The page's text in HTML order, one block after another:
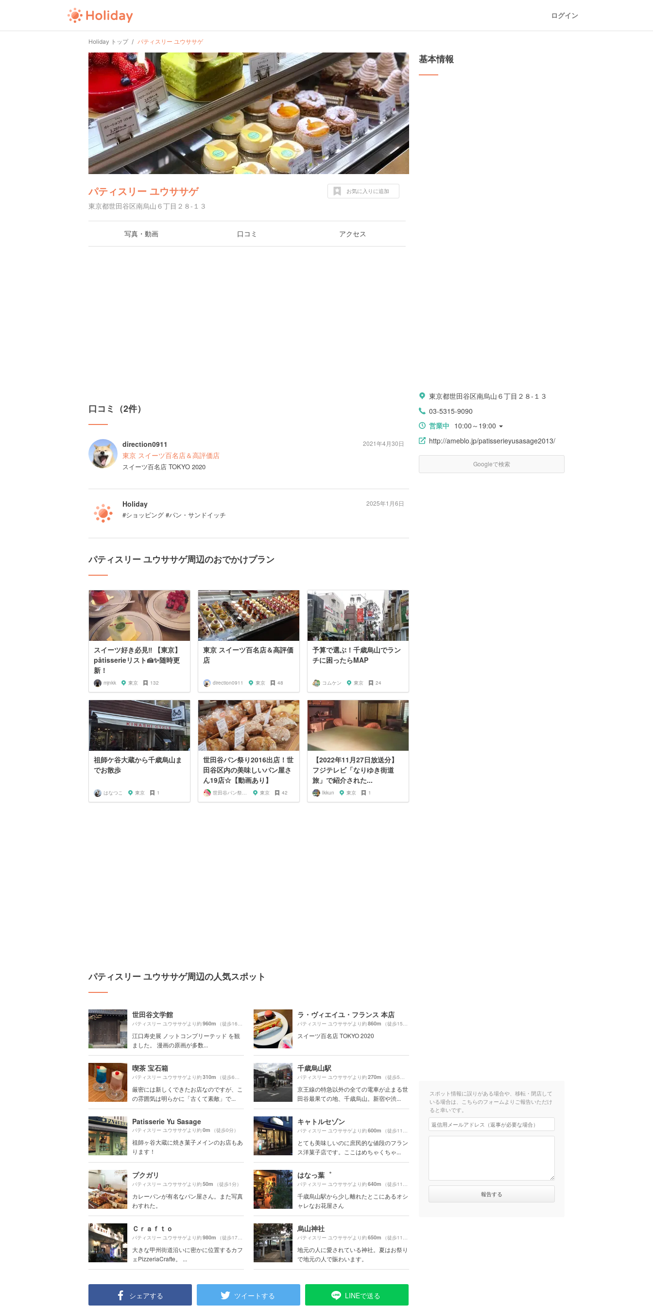
ログイン
Holiday トップ パティスリー ユウササゲ
パティスリー ユウササゲ
東京都世田谷区南烏山６丁目２８-１３
お気に入りに追加
写真・動画 口コミ アクセス
口コミ（2件）
direction0911
東京 スイーツ百名店＆高評価店
スイーツ百名店 TOKYO 2020
2021年4月30日
Holiday
#ショッピング #パン・サンドイッチ
2025年1月6日
パティスリー ユウササゲ周辺のおでかけプラン
スイーツ好き必見‼︎ 【東京】
pâtisserieリスト🍰✨随時更
新！
mjnkk 東京 132
東京 スイーツ百名店＆高評価
店
direction0911 東京 48
予算で選ぶ！千歳烏山でラン
チに困ったらMAP
コムケン 東京 24
祖師ケ谷大蔵から千歳烏山ま
でお散歩
はなつこ 東京 1
世田谷パン祭り2016出店！世
田谷区内の美味しいパン屋さ
ん19店☆【動画あり】
世田谷パン祭り実行委員会 東京 42
【2022年11月27日放送分】
フジテレビ「なりゆき街道
旅」で紹介された...
Ikkun 東京 1
パティスリー ユウササゲ周辺の人気スポット
世田谷文学館
パティスリー ユウササゲより約960m （徒歩16分）
江口寿史展 ノットコンプリーテッド を観
ました。 漫画の原画が多数...
ラ・ヴィエイユ・フランス 本店
パティスリー ユウササゲより約860m （徒歩15分）
スイーツ百名店 TOKYO 2020
喫茶 宝石箱
パティスリー ユウササゲより約310m （徒歩6分）
厳密には新しくできたお店なのですが、こ
の雰囲気は明らかに「古くて素敵」で...
千歳烏山駅
パティスリー ユウササゲより約270m （徒歩5分）
京王線の特急以外の全ての電車が止まる世
田谷最果ての地、千歳烏山。新宿や渋...
Patisserie Yu Sasage
パティスリー ユウササゲより約0m （徒歩0分）
祖師ヶ谷大蔵に焼き菓子メインのお店もあ
ります！
キャトルセゾン
パティスリー ユウササゲより約600m （徒歩11分）
とても美味しいのに庶民的な値段のフラン
ス洋菓子店です。ここはめちゃくちゃ...
プクガリ
パティスリー ユウササゲより約50m （徒歩1分）
カレーパンが有名なパン屋さん。また写真
わすれた。
はなっ葉゜
パティスリー ユウササゲより約640m （徒歩11分）
千歳烏山駅から少し離れたとこにあるオシ
ャレなお花屋さん
Ｃｒａｆｔｏ
パティスリー ユウササゲより約980m （徒歩17分）
大きな甲州街道沿いに密かに位置するカフ
ェPizzeriaCrafte。 ...
烏山神社
パティスリー ユウササゲより約650m （徒歩11分）
地元の人に愛されている神社。夏はお祭り
で地元の人で賑わいます。
シェアする ツイートする LINEで送る
基本情報
東京都世田谷区南烏山６丁目２８-１３
03-5315-9090
営業中 10:00～19:00
http://ameblo.jp/patisserieyusasage2013/
Googleで検索
スポット情報に誤りがある場合や、移転・閉店して
いる場合は、こちらのフォームよりご報告いただけ
ると幸いです。